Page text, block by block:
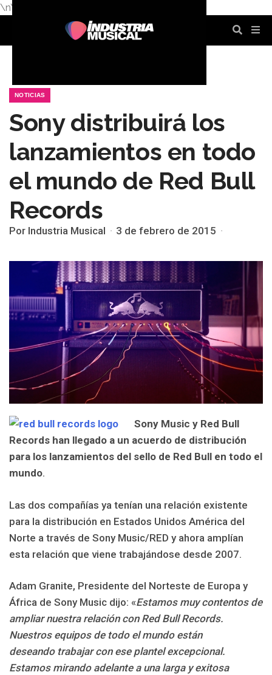
\n\n
NOTICIAS
Sony distribuirá los
lanzamientos en todo
el mundo de Red Bull
Records
Por Industria Musical 3 de febrero de 2015
Sony Music y Red Bull
Records han llegado a un acuerdo de distribución
para los lanzamientos del sello de Red Bull en todo el
mundo.
Las dos compañías ya tenían una relación existente
para la distribución en Estados Unidos América del
Norte a través de Sony Music/RED y ahora amplían
esta relación que viene trabajándose desde 2007.
Adam Granite, Presidente del Norteste de Europa y
África de Sony Music dijo: «Estamos muy contentos de
ampliar nuestra relación con Red Bull Records.
Nuestros equipos de todo el mundo están
deseando trabajar con ese plantel excepcional.
Estamos mirando adelante a una larga y exitosa